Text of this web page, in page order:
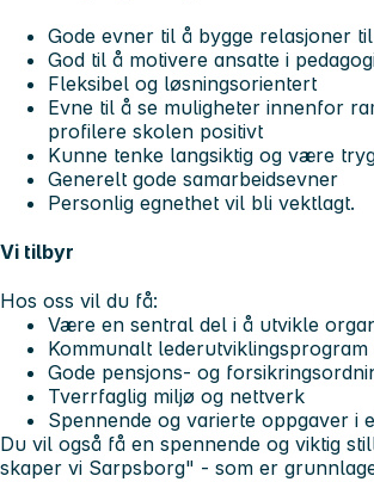
Gode evner til å bygge relasjoner
God til å motivere ansatte i
Fleksibel og løsningsorientert
Evne til å se muligheter innenfor
profilere skolen positivt
Kunne tenke langsiktig og være
Generelt gode samarbeidsevner
Personlig egnethet vil bli vektlagt.
Vi tilbyr
Hos oss vil du få:
Være en sentral del i å utvikle
Kommunalt
Gode pensjons- og
Tverrfaglig miljø og nettverk
Spennende og varierte oppgaver i
Du vil også få en spennende og viktig
skaper vi Sarpsborg" - som er